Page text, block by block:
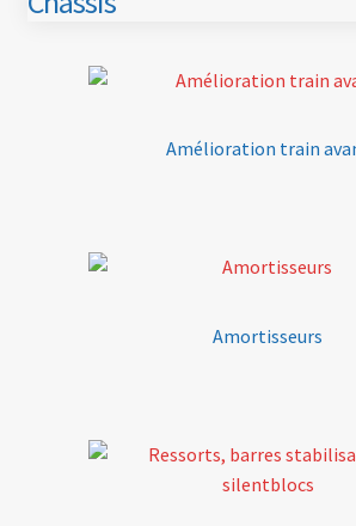
Amélioration train
Amortisseurs